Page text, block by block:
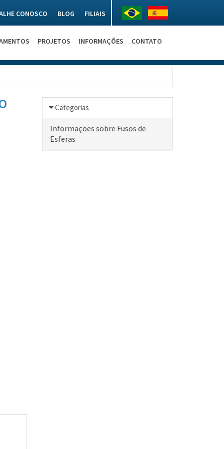
CONOSCO BLOG FILIAIS
PROJETOS INFORMAÇÕES CONTATO
Categorias
Informações sobre Fusos de
Esferas